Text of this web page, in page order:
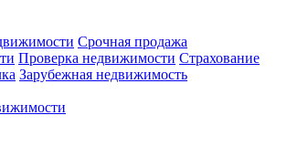
Срочная продажа
Проверка недвижимости Страхование
Зарубежная недвижимость